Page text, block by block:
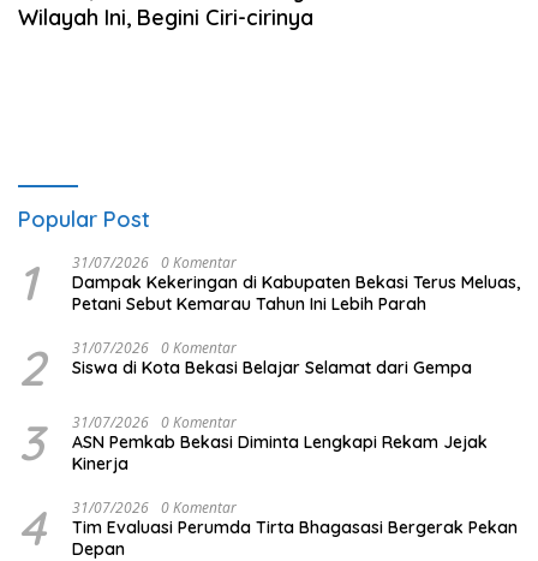
Wilayah Ini, Begini Ciri-cirinya
Popular Post
1 31/07/2026 0 Komentar
Dampak Kekeringan di Kabupaten Bekasi Terus Meluas,
Petani Sebut Kemarau Tahun Ini Lebih Parah
2 31/07/2026 0 Komentar
Siswa di Kota Bekasi Belajar Selamat dari Gempa
3 31/07/2026 0 Komentar
ASN Pemkab Bekasi Diminta Lengkapi Rekam Jejak
Kinerja
4 31/07/2026 0 Komentar
Tim Evaluasi Perumda Tirta Bhagasasi Bergerak Pekan
Depan